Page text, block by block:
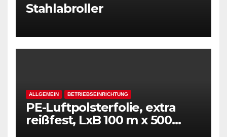
Stahlabroller
ALLGEMEIN BETRIEBSEINRICHTUNG
PE-Luftpolsterfolie, extra
reißfest, LxB 100 m x 500